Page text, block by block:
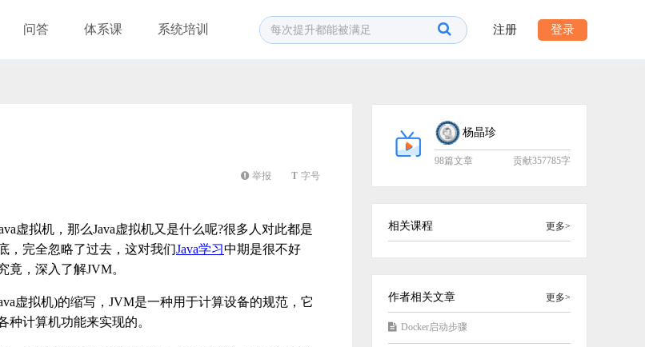
问答 体系课 系统培训 注册 登录
举报 T 字号
虚拟机，那么Java虚拟机又是什么呢?很多人对此都是
，完全忽略了过去，这对我们Java学习中期是很不好
，深入了解JVM。
虚拟机)的缩写，JVM是一种用于计算设备的规范，它
计算机功能来实现的。
杨晶珍
98篇文章 贡献357785字
相关课程 更多>
作者相关文章 更多>
Docker启动步骤